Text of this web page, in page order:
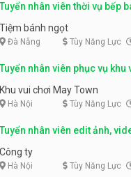
Tuyển nhân viên thời vụ bếp
parttime
Tiệm bánh ngọt
Đà Nẵng Tùy Năng Lực
Tuyển nhân viên phục vụ khu
parttime linh động
Khu vui chơi May Town
Hà Nội Tùy Năng Lực
Tuyển nhân viên edit ảnh,
Công ty
Hà Nội Tùy Năng Lực